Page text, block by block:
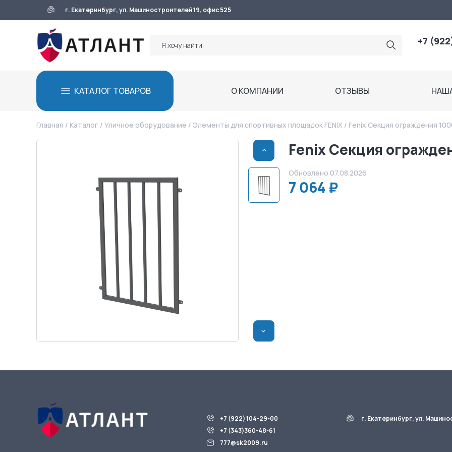
г. Екатеринбург, ул. Машиностроителей 19, офис 525
+7
КАТАЛОГ ТОВАРОВ О КОМПАНИИ ОТЗЫВЫ
Главная / Каталог / Уличное оборудование / Элементы для спортивных площадок FENIX / Fenix Секция ограждения
>
>
Fenix Секция
Обновлено 07.08.2026
7 064 ₽
+7 (922) 104-29-00
+7 (343)360-48-61
777@sk2009.ru
г. Екатеринбург, ул.